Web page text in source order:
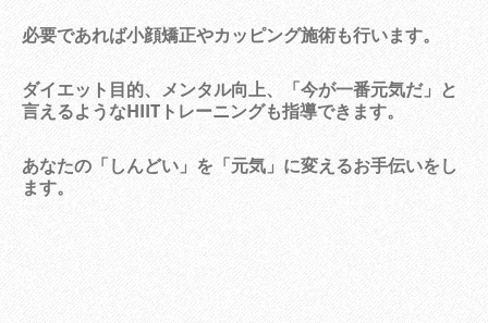
必要であれば小顔矯正やカッピング施術も行います。
ダイエット目的、メンタル向上、「今が一番元気だ」と
言えるようなHIITトレーニングも指導できます。
あなたの「しんどい」を「元気」に変えるお手伝いをし
ます。